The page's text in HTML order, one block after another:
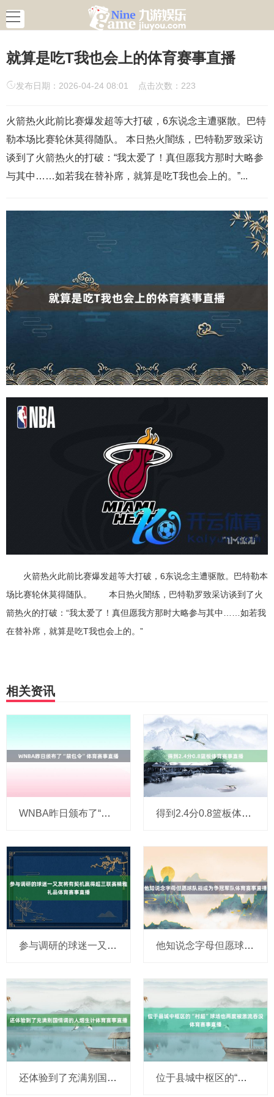
就算是吃T我也会上的体育赛事直播
发布日期：2026-04-24 08:01 点击次数：223
火箭热火此前比赛爆发超等大打破，6东说念主遭驱散。巴特
勒本场比赛轮休莫得随队。 本日热火闇练，巴特勒罗致采访
谈到了火箭热火的打破：“我太爱了！真但愿我方那时大略参
与其中……如若我在替补席，就算是吃T我也会上的。”...
火箭热火此前比赛爆发超等大打破，6东说念主遭驱散。巴特勒本
场比赛轮休莫得随队。 本日热火闇练，巴特勒罗致采访谈到了火
箭热火的打破：“我太爱了！真但愿我方那时大略参与其中……如若我
在替补席，就算是吃T我也会上的。”
相关资讯
WNBA昨日颁布了“禁包令”体育赛事直播 得到2.4分0.8篮板体育赛事直播
参与调研的球迷一又友将有契机赢得超三联赛精雅礼品体育赛事直播 他知说念字母但愿球队能成为争冠军队体育赛事直播
还体验到了充满别国情调的人烟生计体育赛事直播 位于县城中枢区的“村超”球场也两度被激流吞没体育赛事直播